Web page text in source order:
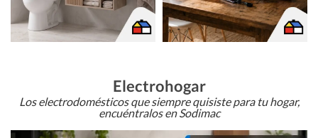
Electrohogar
Los electrodomésticos que siempre quisiste para tu hogar,
encuéntralos en Sodimac